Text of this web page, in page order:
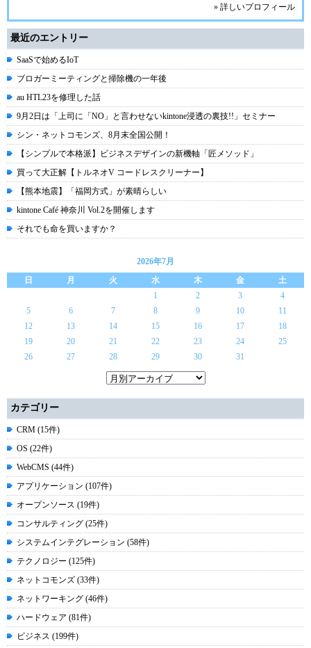
» 詳しいプロフィール
最近のエントリー
SaaSで始めるIoT
ブロガーミーティングと掃除機の一年後
au HTL23を修理した話
9月2日は「上司に「NO」と言わせないkintone浸透の裏技!!」セミナー
シン・ネットコモンズ、8月末全国公開！
【シンプルで本格派】ビジネスデザインの新機軸「匠メソッド」
買って大正解【トルネオV コードレスクリーナー】
【熊本地震】「福岡方式」が素晴らしい
kintone Café 神奈川 Vol.2を開催します
それでも命を買いますか？
2026年7月
日
月 火 水 木 金
土
1
2 3
4
5
6 7 8 9 10
11
12
13 14 15 16 17
18
19
20 21 22 23 24
25
26
27 28 29 30 31
カテゴリー
CRM (15件)
OS (22件)
WebCMS (44件)
アプリケーション (107件)
オープンソース (19件)
コンサルティング (25件)
システムインテグレーション (58件)
テクノロジー (125件)
ネットコモンズ (33件)
ネットワーキング (46件)
ハードウェア (81件)
ビジネス (199件)